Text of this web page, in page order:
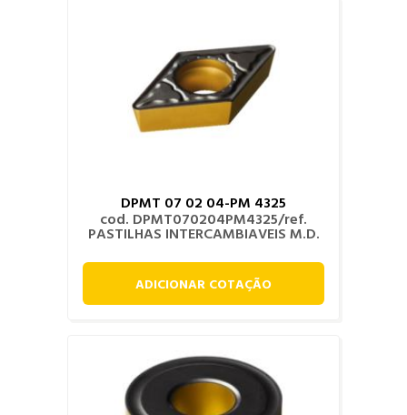
DPMT 07 02 04-PM 4325
cod. DPMT070204PM4325/ref.
PASTILHAS INTERCAMBIAVEIS M.D.
ADICIONAR COTAÇÃO